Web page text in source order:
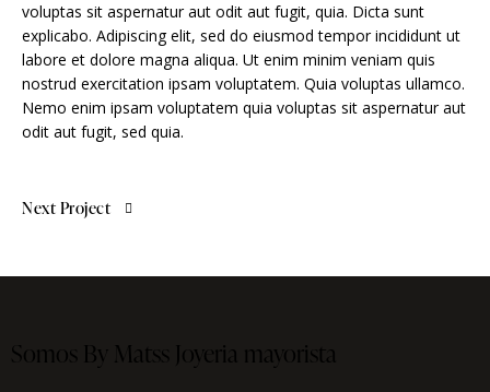
voluptas sit aspernatur aut odit aut fugit, quia. Dicta sunt
explicabo. Adipiscing elit, sed do eiusmod tempor incididunt ut
labore et dolore magna aliqua. Ut enim minim veniam quis
nostrud exercitation ipsam voluptatem. Quia voluptas ullamco.
Nemo enim ipsam voluptatem quia voluptas sit aspernatur aut
odit aut fugit, sed quia.
Next Project
Somos By Matss Joyeria mayorista